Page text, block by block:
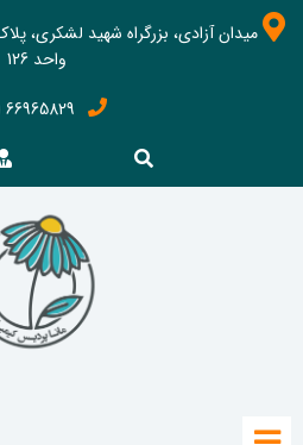
واحد 126
66965829 (021)